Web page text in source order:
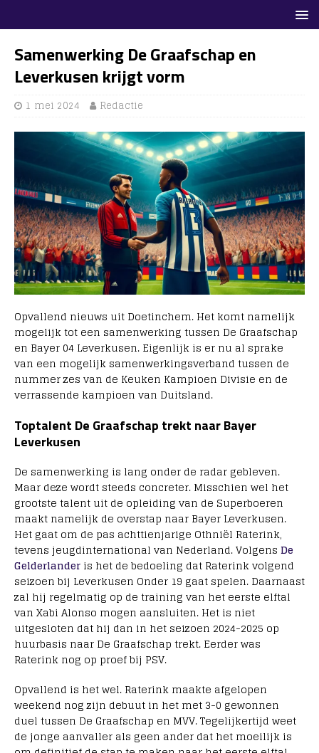
Samenwerking De Graafschap en
Leverkusen krijgt vorm
1 mei 2024 Redactie
Opvallend nieuws uit Doetinchem. Het komt namelijk
mogelijk tot een samenwerking tussen De Graafschap
en Bayer 04 Leverkusen. Eigenlijk is er nu al sprake
van een mogelijk samenwerkingsverband tussen de
nummer zes van de Keuken Kampioen Divisie en de
verrassende kampioen van Duitsland.
Toptalent De Graafschap trekt naar Bayer
Leverkusen
De samenwerking is lang onder de radar gebleven.
Maar deze wordt steeds concreter. Misschien wel het
grootste talent uit de opleiding van de Superboeren
maakt namelijk de overstap naar Bayer Leverkusen.
Het gaat om de pas achttienjarige Othniël Raterink,
tevens jeugdinternational van Nederland. Volgens De
Gelderlander is het de bedoeling dat Raterink volgend
seizoen bij Leverkusen Onder 19 gaat spelen. Daarnaast
zal hij regelmatig op de training van het eerste elftal
van Xabi Alonso mogen aansluiten. Het is niet
uitgesloten dat hij dan in het seizoen 2024-2025 op
huurbasis naar De Graafschap trekt. Eerder was
Raterink nog op proef bij PSV.
Opvallend is het wel. Raterink maakte afgelopen
weekend nog zijn debuut in het met 3-0 gewonnen
duel tussen De Graafschap en MVV. Tegelijkertijd weet
de jonge aanvaller als geen ander dat het moeilijk is